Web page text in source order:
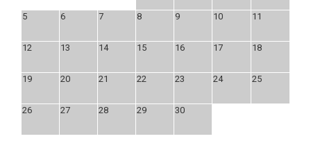
5 6 7 8 9 10 11
12 13 14 15 16 17 18
19 20 21 22 23 24 25
26 27 28 29 30